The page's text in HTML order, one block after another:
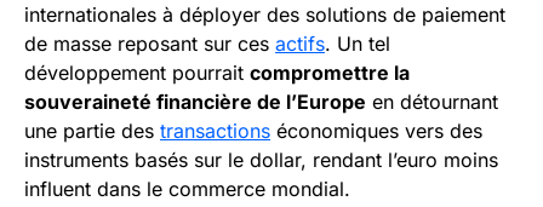
internationales à déployer des solutions de paiement
de masse reposant sur ces actifs. Un tel
développement pourrait compromettre la
souveraineté financière de l’Europe en détournant
une partie des transactions économiques vers des
instruments basés sur le dollar, rendant l’euro moins
influent dans le commerce mondial.